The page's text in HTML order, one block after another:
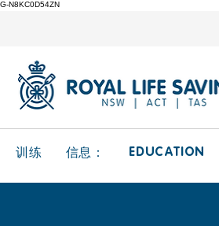
G-N8KC0D54ZN
训练 信息： EDUCATION